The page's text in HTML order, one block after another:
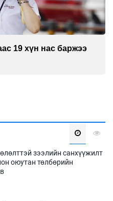
ӨМӨЗО-д хиймэл оюуны
төлөвлөж байна
зээлийн санхүүжилт
оюутан төлбөрийн